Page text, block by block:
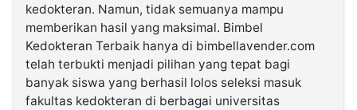
kedokteran. Namun, tidak semuanya mampu
memberikan hasil yang maksimal. Bimbel
Kedokteran Terbaik hanya di bimbellavender.com
telah terbukti menjadi pilihan yang tepat bagi
banyak siswa yang berhasil lolos seleksi masuk
fakultas kedokteran di berbagai universitas